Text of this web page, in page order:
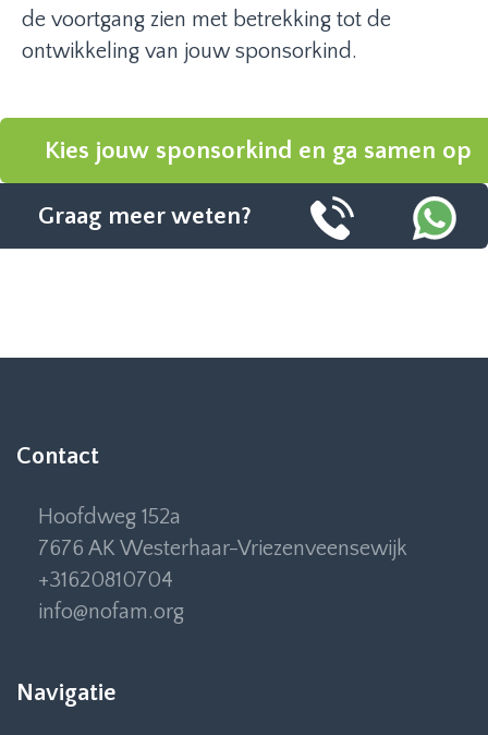
de voortgang zien met betrekking tot de
ontwikkeling van jouw sponsorkind.
Kies jouw sponsorkind en ga samen op
Graag meer weten?
Contact
Hoofdweg 152a
7676 AK Westerhaar-Vriezenveensewijk
+31620810704
info@nofam.org
Navigatie